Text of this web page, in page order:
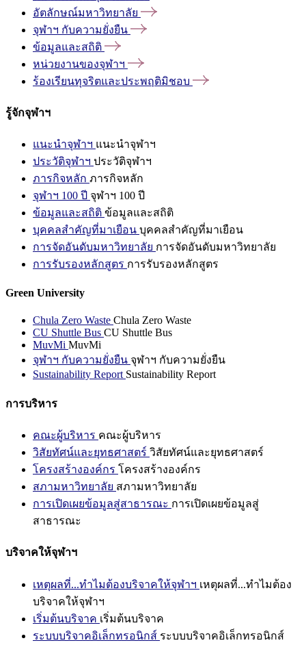
อัตลักษณ์มหาวิทยาลัย
จุฬาฯ กับความยั่งยืน
ข้อมูลและสถิติ
หน่วยงานของจุฬาฯ
ร้องเรียนทุจริตและประพฤติมิชอบ
รู้จักจุฬาฯ
แนะนำจุฬาฯ แนะนำจุฬาฯ
ประวัติจุฬาฯ ประวัติจุฬาฯ
ภารกิจหลัก ภารกิจหลัก
จุฬาฯ 100 ปี จุฬาฯ 100 ปี
ข้อมูลและสถิติ ข้อมูลและสถิติ
บุคคลสำคัญที่มาเยือน บุคคลสำคัญที่มาเยือน
การจัดอันดับมหาวิทยาลัย การจัดอันดับมหาวิทยาลัย
การรับรองหลักสูตร การรับรองหลักสูตร
Green University
Chula Zero Waste Chula Zero Waste
CU Shuttle Bus CU Shuttle Bus
MuvMi MuvMi
จุฬาฯ กับความยั่งยืน จุฬาฯ กับความยั่งยืน
Sustainability Report Sustainability Report
การบริหาร
คณะผู้บริหาร คณะผู้บริหาร
วิสัยทัศน์และยุทธศาสตร์ วิสัยทัศน์และยุทธศาสตร์
โครงสร้างองค์กร โครงสร้างองค์กร
สภามหาวิทยาลัย สภามหาวิทยาลัย
การเปิดเผยข้อมูลสู่สาธารณะ การเปิดเผยข้อมูลสู่
สาธารณะ
บริจาคให้จุฬาฯ
เหตุผลที่...ทำไมต้องบริจาคให้จุฬาฯ เหตุผลที่...ทำไมต้อง
บริจาคให้จุฬาฯ
เริ่มต้นบริจาค เริ่มต้นบริจาค
ระบบบริจาคอิเล็กทรอนิกส์ ระบบบริจาคอิเล็กทรอนิกส์